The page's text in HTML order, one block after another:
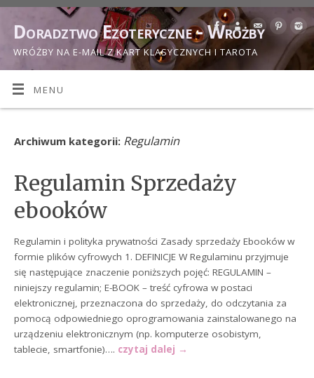
Doradztwo Ezoteryczne - Wróżby
WRÓŻBY NA E-MAIL Z KART KLASYCZNYCH I TAROTA
MENU
Archiwum kategorii: Regulamin
Regulamin Sprzedaży
ebooków
Regulamin i polityka prywatności Zasady sprzedaży Ebooków w
formie plików cyfrowych 1. DEFINICJE W Regulaminu przyjmuje
się następujące znaczenie poniższych pojęć: REGULAMIN –
niniejszy regulamin; E-BOOK – treść cyfrowa w postaci
elektronicznej, przeznaczona do sprzedaży, do odczytania za
pomocą odpowiedniego oprogramowania zainstalowanego na
urządzeniu elektronicznym (np. komputerze osobistym,
tablecie, smartfonie)…. czytaj dalej →